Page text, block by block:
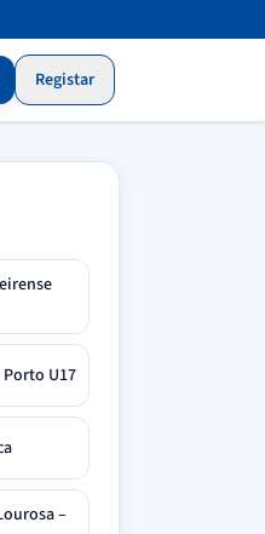
Registar
Porto U17
–